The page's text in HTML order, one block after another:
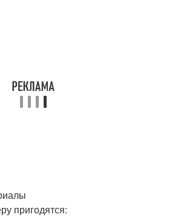
пригодятся: